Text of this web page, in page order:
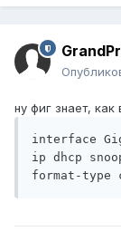
ну фиг знает,
interface
ip dhcp
format-